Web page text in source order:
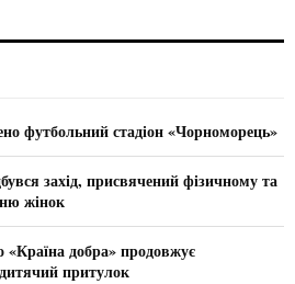
C
футбольний стадіон «Чорноморець»
захід, присвячений фізичному та
жінок
добра» продовжує
притулок